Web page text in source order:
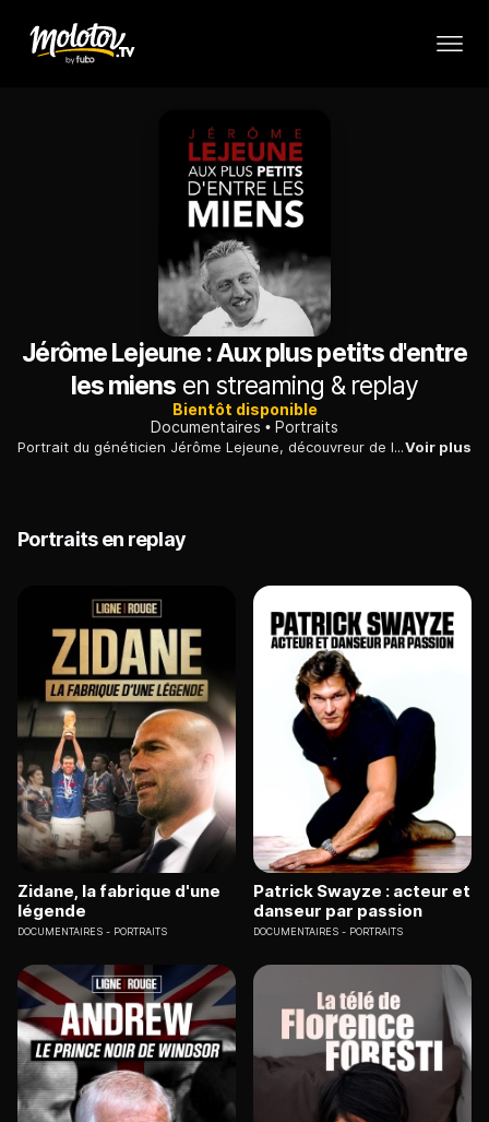
Jérôme Lejeune : Aux plus petits d'entre
les miens en streaming & replay
Bientôt disponible
Documentaires
Portraits
Portrait du généticien Jérôme Lejeune, découvreur de la trisomie 21, proche du pape Jean-Paul II et opposant à l'avortement dans la France des années 70.Voir plus
Portraits en replay
Zidane, la fabrique d'une
légende
DOCUMENTAIRES PORTRAITS
Patrick Swayze : acteur et
danseur par passion
DOCUMENTAIRES PORTRAITS